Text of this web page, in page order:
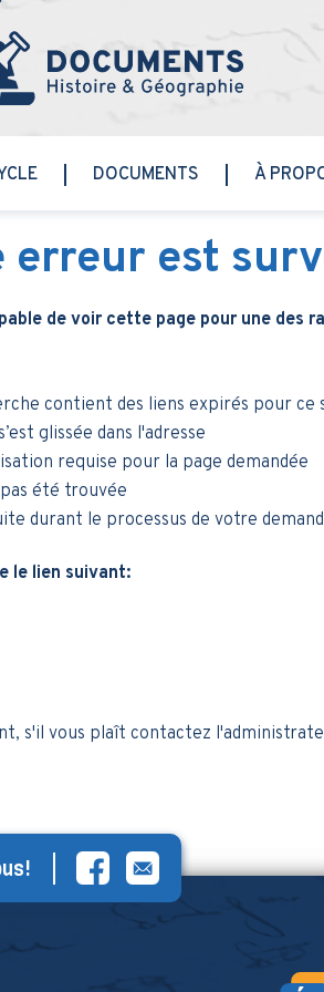
DOCUMENTS À
erreur est
de voir cette page pour une des
contient des liens expirés pour ce
glissée dans l'adresse
requise pour la page demandée
été trouvée
durant le processus de votre
le lien suivant:
s'il vous plaît contactez